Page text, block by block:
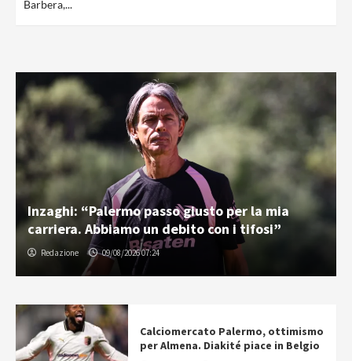
Barbera,...
Inzaghi: “Palermo passo giusto per la mia
carriera. Abbiamo un debito con i tifosi”
Redazione 09/08/2026 07:24
Calciomercato Palermo, ottimismo
per Almena. Diakité piace in Belgio